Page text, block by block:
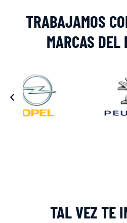
TRABAJAMOS
MARCAS DEL
TAL VEZ TE